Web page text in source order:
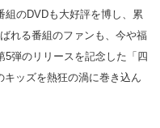
組のDVDも大好評を博し、累
れる番組のファンも、今や福
5弾のリリースを記念した「四
ッズを熱狂の渦に巻き込ん